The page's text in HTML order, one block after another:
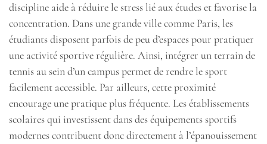
discipline aide à réduire le stress lié aux études et favorise la
concentration. Dans une grande ville comme Paris, les
étudiants disposent parfois de peu d’espaces pour pratiquer
une activité sportive régulière. Ainsi, intégrer un terrain de
tennis au sein d’un campus permet de rendre le sport
facilement accessible. Par ailleurs, cette proximité
encourage une pratique plus fréquente. Les établissements
scolaires qui investissent dans des équipements sportifs
modernes contribuent donc directement à l’épanouissement